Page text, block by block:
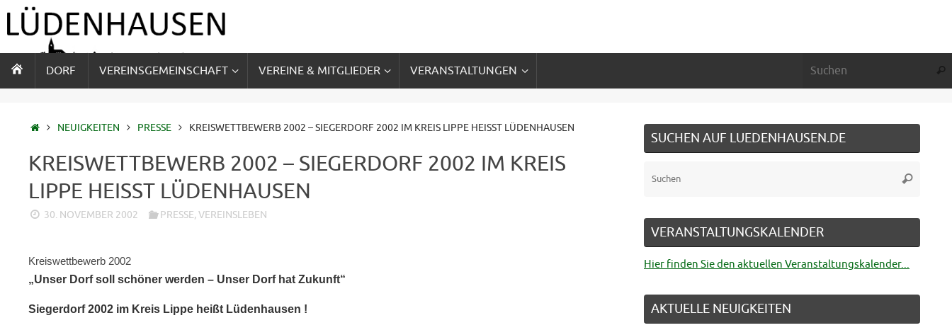
Inhalt
INHALT
SPRINGEN
DORF VEREINSGEMEINSCHAFT VEREINE & MITGLIEDER VERANSTALTUNGEN
STARTSEITE
NEUIGKEITEN PRESSE KREISWETTBEWERB 2002 – SIEGERDORF 2002 IM KREIS LIPPE HEISST LÜDENHAUSEN
KREISWETTBEWERB 2002 – SIEGERDORF 2002 IM KREIS
LIPPE HEISST LÜDENHAUSEN
30. NOVEMBER 2002 PRESSE,VEREINSLEBEN
Kreiswettbewerb 2002
„Unser Dorf soll schöner werden – Unser Dorf hat Zukunft“
Siegerdorf 2002 im Kreis Lippe heißt Lüdenhausen !
SUCHEN AUF LUEDENHAUSEN.DE
Suchen
VERANSTALTUNGSKALENDER
Hier finden Sie den aktuellen Veranstaltungskalender...
AKTUELLE NEUIGKEITEN